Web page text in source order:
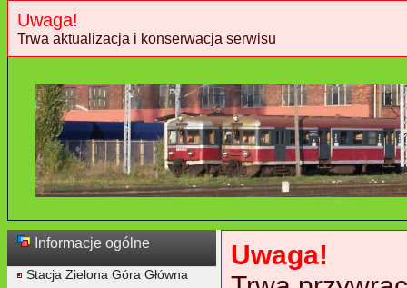
Uwaga!
Trwa aktualizacja i konserwacja serwisu
Informacje ogólne
Stacja Zielona Góra Główna
Uwaga!